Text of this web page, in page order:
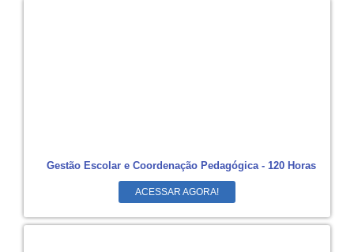
Gestão Escolar e Coordenação Pedagógica - 120 Horas
ACESSAR AGORA!